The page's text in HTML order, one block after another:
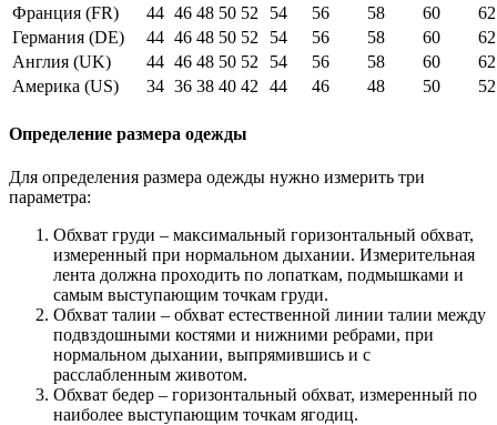
Франция (FR)
44 46 48 50 52 54 56 58 60
62
Германия (DE)
44 46 48 50 52 54 56 58 60
62
Англия (UK)
44 46 48 50 52 54 56 58 60
62
Америка (US)
34 36 38 40 42 44 46 48 50 52
Определение размера одежды
Для определения размера одежды нужно измерить три
параметра:
Обхват груди – максимальный горизонтальный обхват,
измеренный при нормальном дыхании. Измерительная
лента должна проходить по лопаткам, подмышками и
самым выступающим точкам груди.
Обхват талии – обхват естественной линии талии между
подвздошными костями и нижними ребрами, при
нормальном дыхании, выпрямившись и с
расслабленным животом.
Обхват бедер – горизонтальный обхват, измеренный по
наиболее выступающим точкам ягодиц.